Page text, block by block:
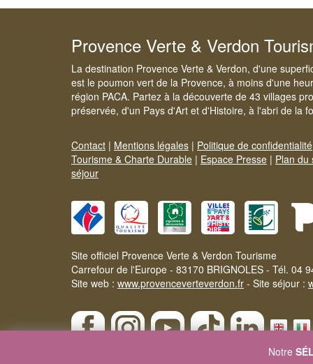
Provence Verte & Verdon
La destination Provence Verte & Verdon, d'une
est le poumon vert de la Provence, à moins d'une
région PACA. Partez à la découverte de 43 villages
préservée, d'un Pays d'Art et d'Histoire, à l'abri de la
Contact | Mentions légales | Politique de confidentialité
Tourisme & Charte Durable | Espace Presse | Plan du
séjour
Site officiel Provence Verte & Verdon Tourisme
Carrefour de l'Europe - 83170 BRIGNOLES - Tél. 04
Site web : www.provenceverteverdon.fr - Site séjour :
Notre